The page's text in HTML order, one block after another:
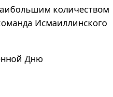
количеством
Исмаиллинского
Дню